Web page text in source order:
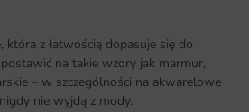
która z łatwością dopasuje się do
na takie wzory jak marmur,
– w szczególności na akwarelowe
nie wyjdą z mody.